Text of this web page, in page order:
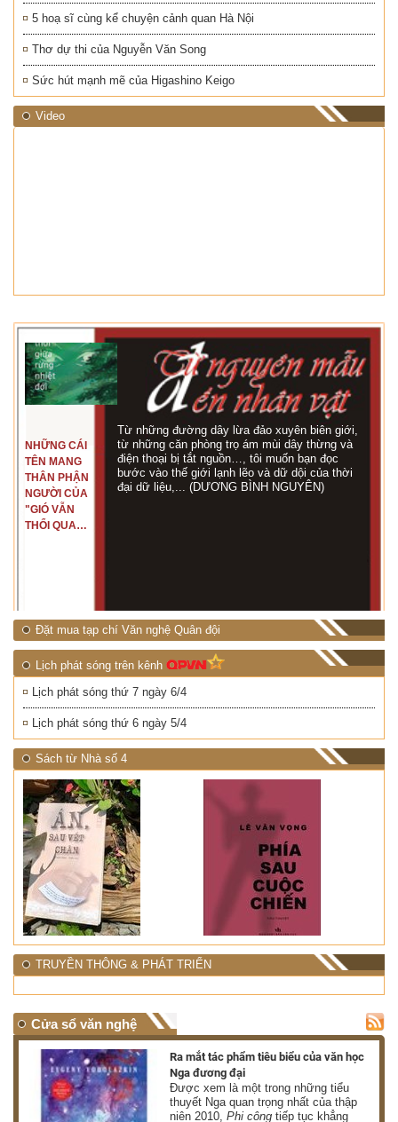
5 hoạ sĩ cùng kể chuyện cảnh quan Hà Nội
Thơ dự thi của Nguyễn Văn Song
Sức hút mạnh mẽ của Higashino Keigo
Video
NHỮNG CÁI
TÊN MANG
THÂN PHẬN
NGƯỜI CỦA
"GIÓ VẪN
THỔI QUA
Từ những đường dây lừa đảo xuyên biên giới,
từ những căn phòng trọ ám mùi dây thừng và
điện thoại bị tắt nguồn…, tôi muốn bạn đọc
bước vào thế giới lạnh lẽo và dữ dội của thời
đại dữ liệu,... (DƯƠNG BÌNH NGUYÊN)
Đặt mua tạp chí Văn nghệ Quân đội
Lịch phát sóng trên kênh
Lịch phát sóng thứ 7 ngày 6/4
Lịch phát sóng thứ 6 ngày 5/4
Sách từ Nhà số 4
TRUYỀN THÔNG & PHÁT TRIỂN
Cửa sổ văn nghệ
Ra mắt tác phẩm tiêu biểu của văn học
Nga đương đại
Được xem là một trong những tiểu
thuyết Nga quan trọng nhất của thập
niên 2010,Phi công tiếp tục khẳng